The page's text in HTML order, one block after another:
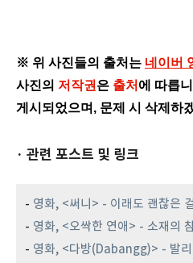
※ 위 사진들의 출처는 네이버
사진의 저작권 은 출처 에 따릅
게시되었으며, 문제 시 삭제하
· 관련 포스트 및 링크
- 영화, <써니> - 이래도 괜찮은
- 영화, <오싹한 연애> - 소재의
- 영화, <다방(Dabangg)> - 발리